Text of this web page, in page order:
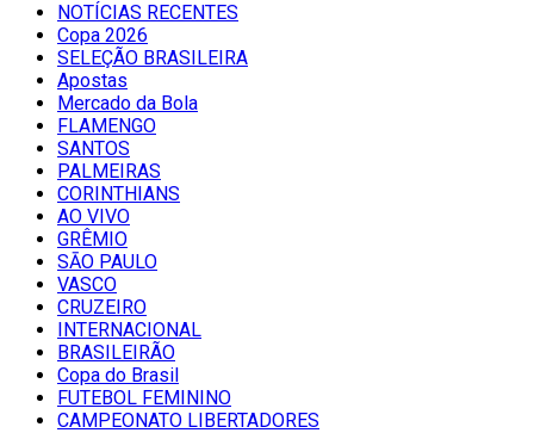
NOTÍCIAS RECENTES
Copa 2026
SELEÇÃO BRASILEIRA
Apostas
Mercado da Bola
FLAMENGO
SANTOS
PALMEIRAS
CORINTHIANS
AO VIVO
GRÊMIO
SĀO PAULO
VASCO
CRUZEIRO
INTERNACIONAL
BRASILEIRÃO
Copa do Brasil
FUTEBOL FEMININO
CAMPEONATO LIBERTADORES